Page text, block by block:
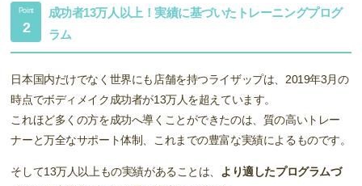
Point
2
成功者13万人以上！実績に基づいたトレーニングプログ
ラム
日本国内だけでなく世界にも店舗を持つライザップは、2019年3月の
時点でボディメイク成功者が13万人を超えています。
これほど多くの方を成功へ導くことができたのは、質の高いトレー
ナーと万全なサポート体制、これまでの豊富な実績によるものです。
そして13万人以上もの実績があることは、 より適したプログラムづ